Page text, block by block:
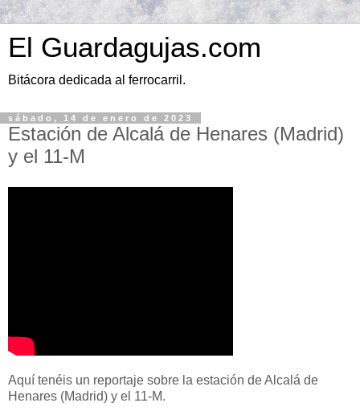
El Guardagujas.com
Bitácora dedicada al ferrocarril.
sábado, 14 de enero de 2023
Estación de Alcalá de Henares (Madrid)
y el 11-M
Aquí tenéis un reportaje sobre la estación de Alcalá de
Henares (Madrid) y el 11-M.